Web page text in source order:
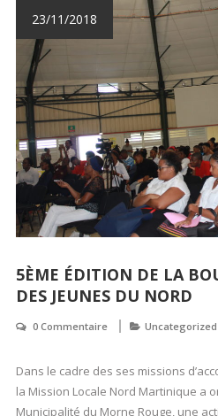
23/11/2018
5ÈME ÉDITION DE LA
DES JEUNES DU NORD
0 Commentaire Uncategorized
Dans le cadre des ses missions
la Mission Locale Nord Martinique a
Municipalité du Morne Rouge, une